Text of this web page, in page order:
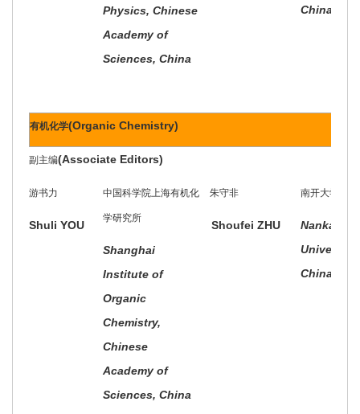
Physics, Chinese
Academy of
Sciences, China
China,
有机化学(Organic Chemistry)
副主编(Associate Editors)
游书力
Shuli YOU
中国科学院上海有机化
学研究所
Shanghai
Institute of
Organic
Chemistry,
Chinese
Academy of
Sciences, China
朱守非
Shoufei ZHU
南开大学
Nankai
University,
China